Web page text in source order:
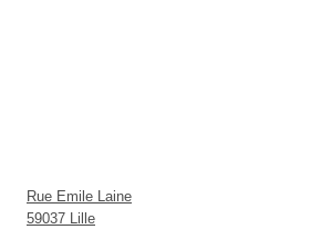
Rue Emile Laine
59037 Lille